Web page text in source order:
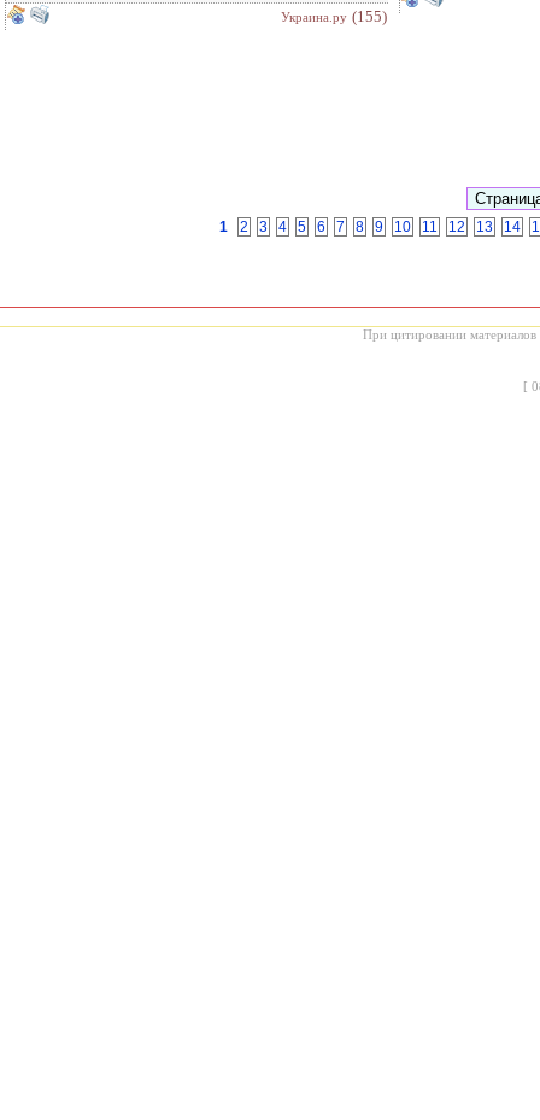
Украина.ру (155)
1 2 3 4 5 6 7 8 9 10 11 12 13 14
При цитировании материалов
[